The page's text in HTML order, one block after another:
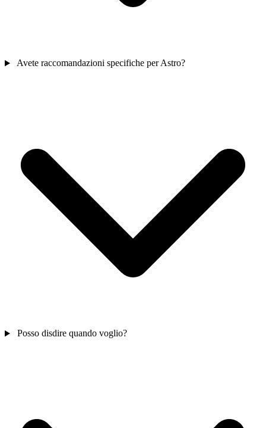
Avete raccomandazioni specifiche per Astro?
Posso disdire quando voglio?